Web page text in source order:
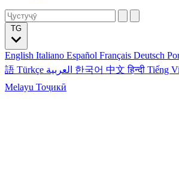
English Italiano Español Français Deutsch
語 Türkçe 한국어 中文हिन्दी Tiếng
Melayu Тоҷикӣ